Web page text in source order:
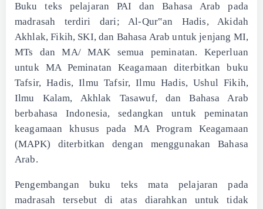
Buku teks pelajaran PAI dan Bahasa Arab pada
madrasah terdiri dari; Al-Qur‟an Hadis, Akidah
Akhlak, Fikih, SKI, dan Bahasa Arab untuk jenjang MI,
MTs dan MA/ MAK semua peminatan. Keperluan
untuk MA Peminatan Keagamaan diterbitkan buku
Tafsir, Hadis, Ilmu Tafsir, Ilmu Hadis, Ushul Fikih,
Ilmu Kalam, Akhlak Tasawuf, dan Bahasa Arab
berbahasa Indonesia, sedangkan untuk peminatan
keagamaan khusus pada MA Program Keagamaan
(MAPK) diterbitkan dengan menggunakan Bahasa
Arab.
Pengembangan buku teks mata pelajaran pada
madrasah tersebut di atas diarahkan untuk tidak